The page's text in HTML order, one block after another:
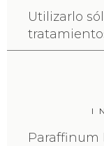
Utilizarlo
Paraffinum